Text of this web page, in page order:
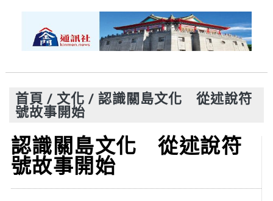
首頁 / 文化 / 認識關島文化 從述說符
號故事開始
認識關島文化 從述說符
號故事開始